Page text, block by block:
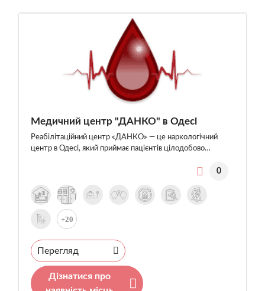
Медичний центр "ДАНКО" в Одесі
Реабілітаційний центр «ДАНКО» — це наркологічний
центр в Одесі, який приймає пацієнтів цілодобово…
0
+20
Перегляд
Дізнатися про